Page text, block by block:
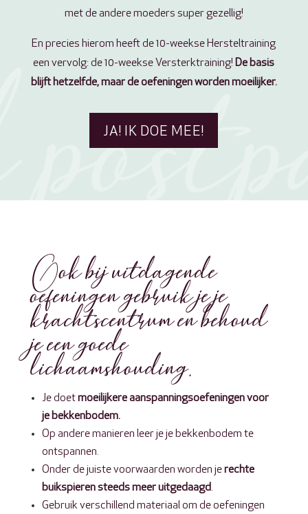
met de andere moeders super gezellig!
En precies hierom heeft de 10-weekse Hersteltraining
een vervolg: de 10-weekse Versterktraining! De basis
blijft hetzelfde, maar de oefeningen worden moeilijker.
JA! IK DOE MEE!
Ook bij uitdagende
oefeningen gebruik je je
krachtscentrum en behoud
je een goede
lichaamshouding.
Je doetmoeilijkere aanspanningsoefeningen voor
je bekkenbodem.
Op andere manieren leer je je bekkenbodem te
ontspannen.
Onder de juiste voorwaarden worden jerechte
buikspieren steeds meer uitgedaagd.
Gebruik verschillend materiaal om de oefeningen